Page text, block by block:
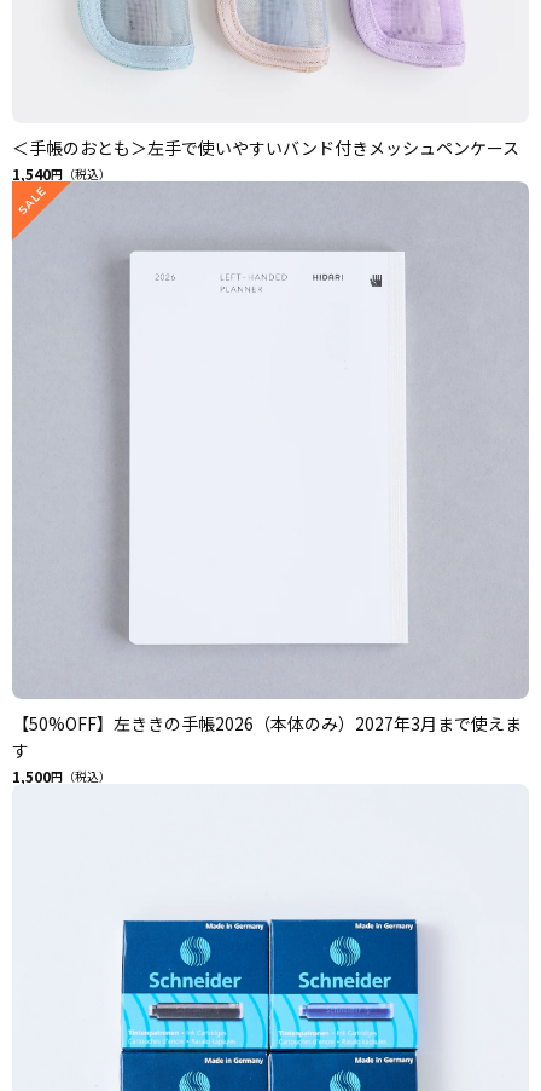
＜手帳のおとも＞左手で使いやすいバンド付きメッシュペンケース
1,540円（税込）
【50%OFF】左ききの手帳2026（本体のみ）2027年3月まで使えま
す
1,500円（税込）